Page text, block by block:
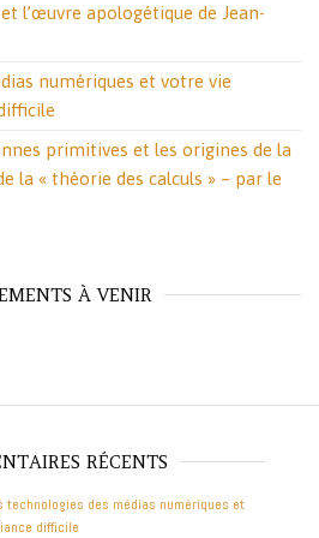
l’œuvre apologétique de Jean-
numériques et votre vie
primitives et les origines de la
la « théorie des calculs » – par le
À VENIR
RÉCENTS
technologies des médias numériques et
difficile